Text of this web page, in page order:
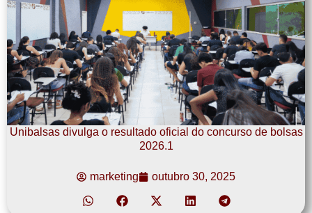
Unibalsas divulga o resultado oficial do concurso de bolsas
2026.1
marketing outubro 30, 2025